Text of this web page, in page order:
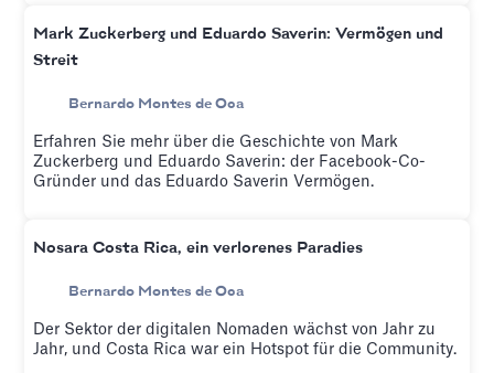
Mark Zuckerberg und Eduardo Saverin: Vermögen und
Streit
Bernardo Montes de Oca
Erfahren Sie mehr über die Geschichte von Mark
Zuckerberg und Eduardo Saverin: der Facebook-Co-
Gründer und das Eduardo Saverin Vermögen.
Nosara Costa Rica, ein verlorenes Paradies
Bernardo Montes de Oca
Der Sektor der digitalen Nomaden wächst von Jahr zu
Jahr, und Costa Rica war ein Hotspot für die Community.